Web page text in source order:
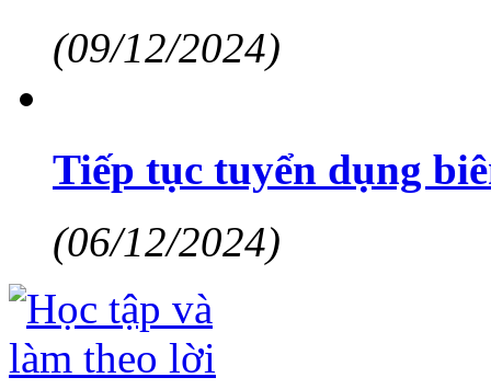
(09/12/2024)
Tiếp tục tuyển dụng
(06/12/2024)